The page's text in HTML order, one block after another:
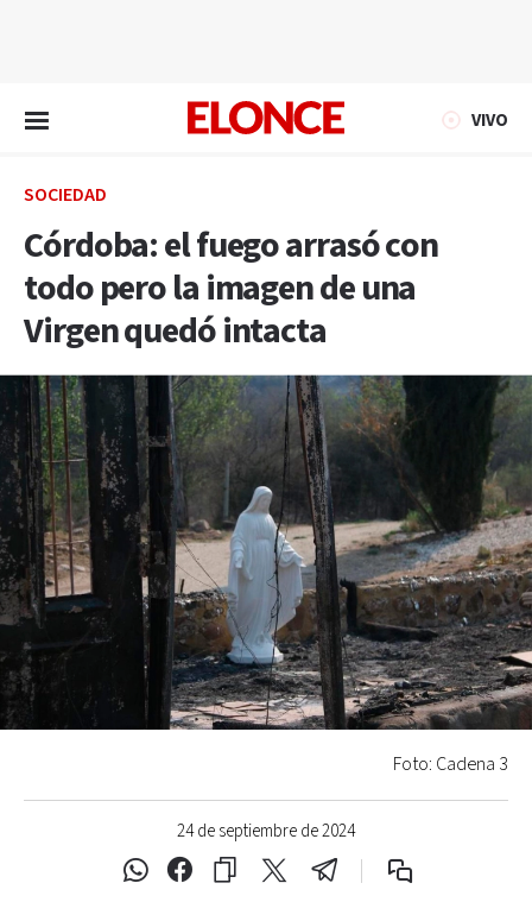
VIVO
SOCIEDAD
Córdoba: el fuego arrasó con
todo pero la imagen de una
Virgen quedó intacta
24 de septiembre de 2024
Foto: Cadena 3